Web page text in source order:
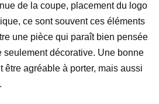
de la coupe, placement du logo
ce sont souvent ces éléments
une pièce qui paraît bien pensée
seulement décorative. Une bonne
être agréable à porter, mais aussi